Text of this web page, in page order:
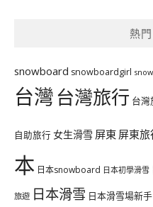
熱
snowboard snowboardgirl
台灣台灣旅行 台灣
自助旅行 女生滑雪 屏東 屏東旅
本 日本snowboard 日本初學滑雪
旅遊 日本滑雪 日本滑雪場新手